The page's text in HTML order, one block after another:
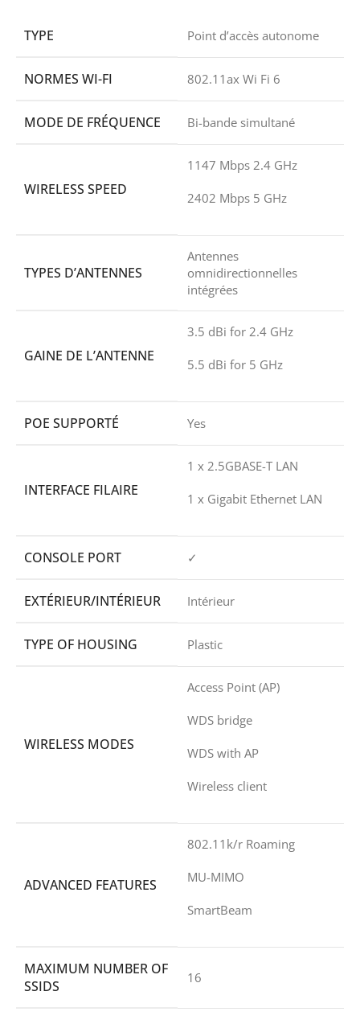
TYPE Point d’accès autonome
NORMES WI-FI 802.11ax Wi Fi 6
MODE DE FRÉQUENCE Bi-bande simultané
WIRELESS SPEED
1147 Mbps 2.4 GHz
2402 Mbps 5 GHz
TYPES D’ANTENNES
Antennes
omnidirectionnelles
intégrées
GAINE DE L’ANTENNE
3.5 dBi for 2.4 GHz
5.5 dBi for 5 GHz
POE SUPPORTÉ Yes
INTERFACE FILAIRE
1 x 2.5GBASE-T LAN
1 x Gigabit Ethernet LAN
CONSOLE PORT ✓
EXTÉRIEUR/INTÉRIEUR Intérieur
TYPE OF HOUSING Plastic
WIRELESS MODES
Access Point (AP)
WDS bridge
WDS with AP
Wireless client
ADVANCED FEATURES
802.11k/r Roaming
MU-MIMO
SmartBeam
MAXIMUM NUMBER OF
SSIDS
16